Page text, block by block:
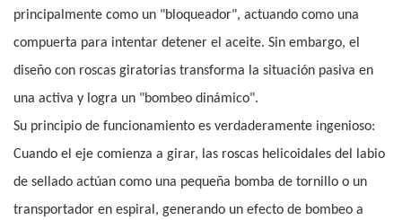
principalmente como un "bloqueador", actuando como una
compuerta para intentar detener el aceite. Sin embargo, el
diseño con roscas giratorias transforma la situación pasiva en
una activa y logra un "bombeo dinámico".
Su principio de funcionamiento es verdaderamente ingenioso:
Cuando el eje comienza a girar, las roscas helicoidales del labio
de sellado actúan como una pequeña bomba de tornillo o un
transportador en espiral, generando un efecto de bombeo a